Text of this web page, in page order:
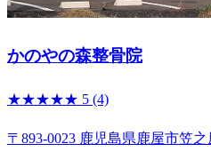
かのやの森整骨院
★★★★★ 5 (4)
〒893-0023 鹿児島県鹿屋市笠